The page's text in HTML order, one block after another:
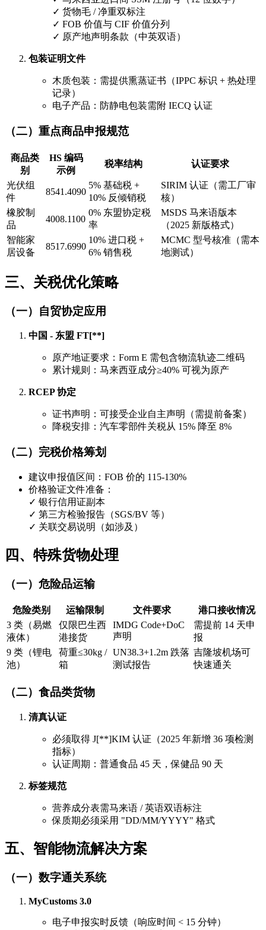
✓ 货物毛 / 净重双标注
✓ FOB 价值与 CIF 价值分列
✓ 原产地声明条款（中英双语）
包装证明文件
木质包装：需提供熏蒸证书（IPPC 标识 + 热处理
记录）
电子产品：防静电包装需附 IECQ 认证
（二）重点商品申报规范
商品类
别
HS 编码
示例
税率结构 认证要求
光伏组
件
8541.4090
5% 基础税 +
10% 反倾销税
SIRIM 认证（需工厂审
核）
橡胶制
品
4008.1100
0% 东盟协定税
率
MSDS 马来语版本
（2025 新版格式）
智能家
居设备
8517.6990
10% 进口税 +
6% 销售税
MCMC 型号核准（需本
地测试）
三、关税优化策略
（一）自贸协定应用
中国 - 东盟 FT[**]
原产地证要求：Form E 需包含物流轨迹二维码
累计规则：马来西亚成分≥40% 可视为原产
RCEP 协定
证书声明：可接受企业自主声明（需提前备案）
降税安排：汽车零部件关税从 15% 降至 8%
（二）完税价格筹划
建议申报值区间：FOB 价的 115-130%
价格验证文件准备：
✓ 银行信用证副本
✓ 第三方检验报告（SGS/BV 等）
✓ 关联交易说明（如涉及）
四、特殊货物处理
（一）危险品运输
危险类别 运输限制 文件要求
港口接收情况
3 类（易燃
液体）
仅限巴生西
港接货
IMDG Code+DoC
声明
需提前 14 天申
报
9 类（锂电
池）
荷重≤30kg /
箱
UN38.3+1.2m 跌落
测试报告
吉隆坡机场可
快速通关
（二）食品类货物
清真认证
必须取得 J[**]KIM 认证（2025 年新增 36 项检测
指标）
认证周期：普通食品 45 天，保健品 90 天
标签规范
营养成分表需马来语 / 英语双语标注
保质期必须采用 "DD/MM/YYYY" 格式
五、智能物流解决方案
（一）数字通关系统
MyCustoms 3.0
电子申报实时反馈（响应时间 < 15 分钟）